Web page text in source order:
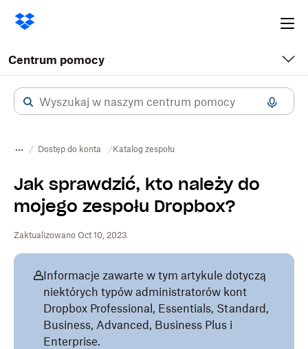
Centrum pomocy
Dostęp do konta Katalog zespołu
Jak sprawdzić, kto należy do
mojego zespołu Dropbox?
Zaktualizowano Oct 10, 2023
Informacje zawarte w tym artykule dotyczą
niektórych typów administratorów kont
Dropbox Professional, Essentials, Standard,
Business, Advanced, Business Plus i
Enterprise.